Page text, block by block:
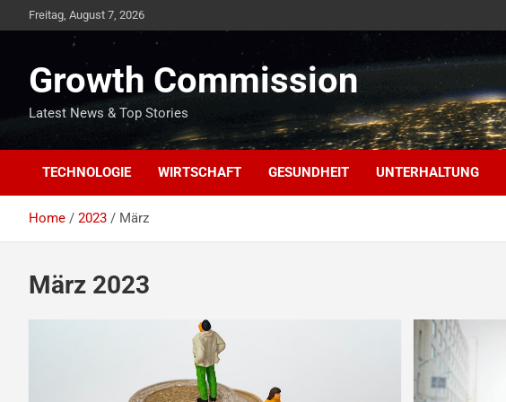
to
Freitag, August 7, 2026
Growth Commission
Latest News & Top Stories
TECHNOLOGIE WIRTSCHAFT GESUNDHEIT UNTERHALTUNG
Home 2023 März
März 2023